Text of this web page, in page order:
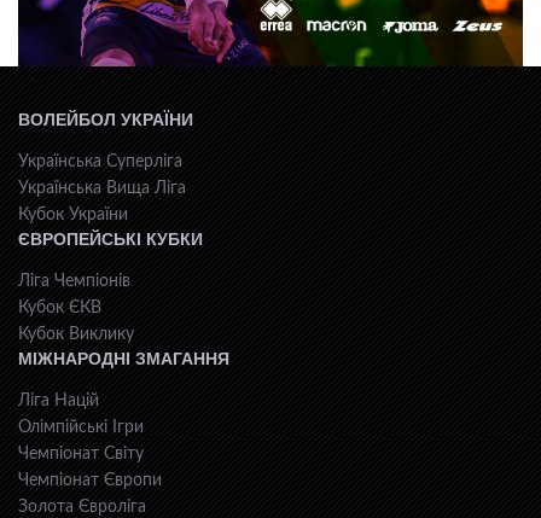
ВОЛЕЙБОЛ УКРАЇНИ
Українська Суперліга
Українська Вища Ліга
Кубок України
ЄВРОПЕЙСЬКІ КУБКИ
Ліга Чемпіонів
Кубок ЄКВ
Кубок Виклику
МІЖНАРОДНІ ЗМАГАННЯ
Ліга Націй
Олімпійські Ігри
Чемпіонат Світу
Чемпіонат Європи
Золота Євроліга